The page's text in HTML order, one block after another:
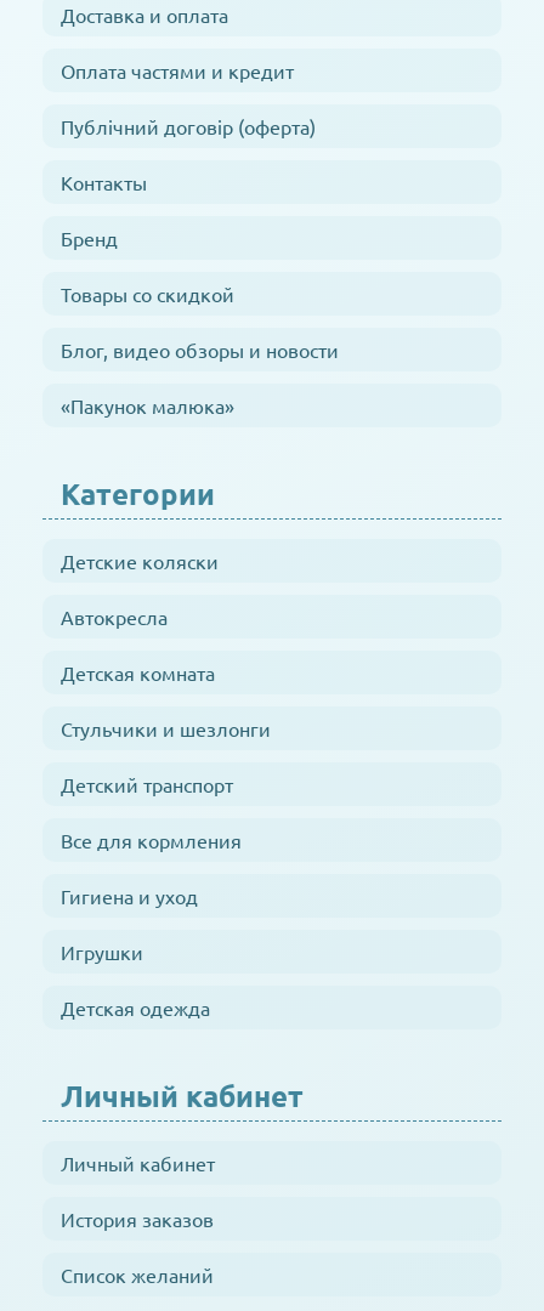
Доставка и оплата
Оплата частями и кредит
Публічний договір (оферта)
Контакты
Бренд
Товары со скидкой
Блог, видео обзоры и новости
«Пакунок малюка»
Категории
Детские коляски
Автокресла
Детская комната
Стульчики и шезлонги
Детский транспорт
Все для кормления
Гигиена и уход
Игрушки
Детская одежда
Личный кабинет
Личный кабинет
История заказов
Список желаний